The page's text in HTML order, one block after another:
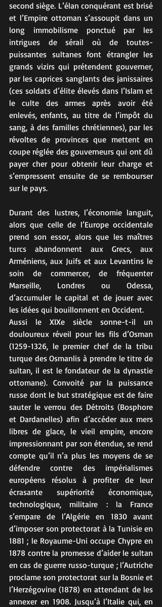
second siège. L’élan conquérant est brisé
et l’Empire ottoman s’assoupit dans un
long immobilisme ponctué par les
intrigues de sérail où de toutes-
puissantes sultanes font étrangler les
grands vizirs qui prétendent gouverner,
par les caprices sanglants des janissaires
(ces soldats d’élite élevés dans l’Islam et
le culte des armes après avoir été
enlevés, enfants, au titre de l’impôt du
sang, à des familles chrétiennes), par les
révoltes de provinces que mettent en
coupe réglée des gouverneurs qui ont dû
payer cher pour obtenir leur charge et
s’empressent ensuite de se rembourser
sur le pays.
Durant des lustres, l’économie languit,
alors que celle de l’Europe occidentale
prend son essor, alors que les maîtres
turcs abandonnent aux Grecs, aux
Arméniens, aux Juifs et aux Levantins le
soin de commercer, de fréquenter
Marseille, Londres ou Odessa,
d’accumuler le capital et de jouer avec
les idées qui bouillonnent en Occident.
Aussi le XIXe siècle sonne-t-il un
douloureux réveil pour les fils d’Osman
(1259-1326, le premier chef de la tribu
turque des Osmanlis à prendre le titre de
sultan, il est le fondateur de la dynastie
ottomane). Convoité par la puissance
russe dont le but stratégique est de faire
sauter le verrou des Détroits (Bosphore
et Dardanelles) afin d’accéder aux mers
libres de glace, le vieil empire, encore
impressionnant par son étendue, se rend
compte qu’il n’a plus les moyens de se
défendre contre des impérialismes
européens résolus à profiter de leur
écrasante supériorité économique,
technologique, militaire : la France
s’empare de l’Algérie en 1830 avant
d’imposer son protectorat à la Tunisie en
1881 ; le Royaume-Uni occupe Chypre en
1878 contre la promesse d’aider le sultan
en cas de guerre russo-turque ; l’Autriche
proclame son protectorat sur la Bosnie et
l’Herzégovine (1878) en attendant de les
annexer en 1908. Jusqu’à l’Italie qui, en